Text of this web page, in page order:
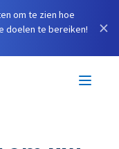
om te zien hoe
doelen te bereiken!
×